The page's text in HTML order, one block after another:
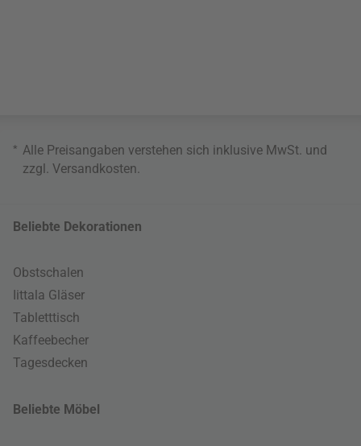
* Alle Preisangaben verstehen sich inklusive MwSt. und
zzgl. Versandkosten
Beliebte Dekorationen
Obstschalen
Iittala Gläser
Tabletttisch
Kaffeebecher
Tagesdecken
Beliebte Möbel